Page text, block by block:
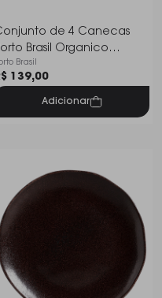
de 4 Canecas
Brasil Organico
273 Ml
Brasil
139,00
Adicionar